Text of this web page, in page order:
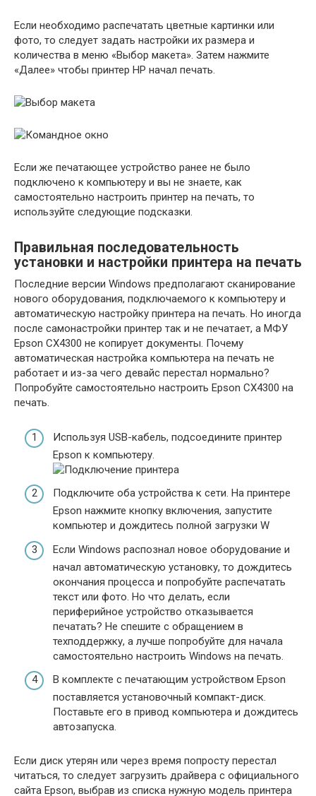
Если необходимо распечатать цветные картинки или
фото, то следует задать настройки их размера и
количества в меню «Выбор макета». Затем нажмите
«Далее» чтобы принтер HP начал печать.
Если же печатающее устройство ранее не было
подключено к компьютеру и вы не знаете, как
самостоятельно настроить принтер на печать, то
используйте следующие подсказки.
Правильная последовательность
установки и настройки принтера на печать
Последние версии Windows предполагают сканирование
нового оборудования, подключаемого к компьютеру и
автоматическую настройку принтера на печать. Но иногда
после самонастройки принтер так и не печатает, а МФУ
Epson CX4300 не копирует документы. Почему
автоматическая настройка компьютера на печать не
работает и из-за чего девайс перестал нормально?
Попробуйте самостоятельно настроить Epson CX4300 на
печать.
Используя USB-кабель, подсоедините принтер
Epson к компьютеру.
Подключите оба устройства к сети. На принтере
Epson нажмите кнопку включения, запустите
компьютер и дождитесь полной загрузки W
Если Windows распознал новое оборудование и
начал автоматическую установку, то дождитесь
окончания процесса и попробуйте распечатать
текст или фото. Но что делать, если
периферийное устройство отказывается
печатать? Не спешите с обращением в
техподдержку, а лучше попробуйте для начала
самостоятельно настроить Windows на печать.
В комплекте с печатающим устройством Epson
поставляется установочный компакт-диск.
Поставьте его в привод компьютера и дождитесь
автозапуска.
Если диск утерян или через время попросту перестал
читаться, то следует загрузить драйвера с официального
сайта Epson, выбрав из списка нужную модель принтера